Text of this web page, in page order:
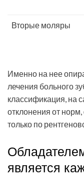
Вторые моляры
Именно на нее
лечения больного
классификация, на
отклонения от
только по
является